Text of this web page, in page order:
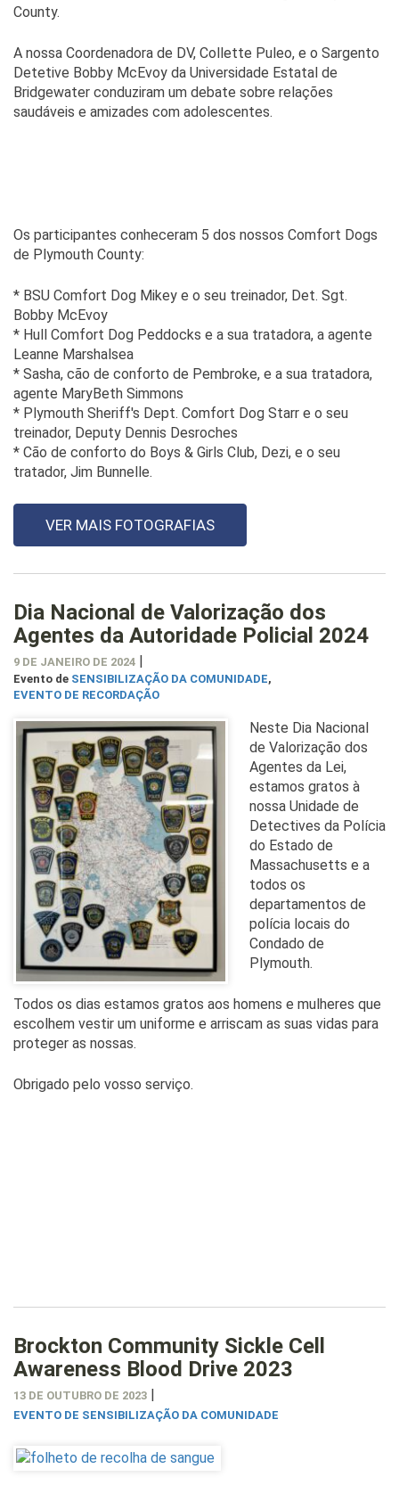
County.
A nossa Coordenadora de DV, Collette Puleo, e o Sargento
Detetive Bobby McEvoy da Universidade Estatal de
Bridgewater conduziram um debate sobre relações
saudáveis e amizades com adolescentes.
Os participantes conheceram 5 dos nossos Comfort Dogs
de Plymouth County:
* BSU Comfort Dog Mikey e o seu treinador, Det. Sgt.
Bobby McEvoy
* Hull Comfort Dog Peddocks e a sua tratadora, a agente
Leanne Marshalsea
* Sasha, cão de conforto de Pembroke, e a sua tratadora,
agente MaryBeth Simmons
* Plymouth Sheriff's Dept. Comfort Dog Starr e o seu
treinador, Deputy Dennis Desroches
* Cão de conforto do Boys & Girls Club, Dezi, e o seu
tratador, Jim Bunnelle.
VER MAIS FOTOGRAFIAS
Dia Nacional de Valorização dos
Agentes da Autoridade Policial 2024
9 DE JANEIRO DE 2024 |
Evento de SENSIBILIZAÇÃO DA COMUNIDADE,
EVENTO DE RECORDAÇÃO
Neste Dia Nacional
de Valorização dos
Agentes da Lei,
estamos gratos à
nossa Unidade de
Detectives da Polícia
do Estado de
Massachusetts e a
todos os
departamentos de
polícia locais do
Condado de
Plymouth.
Todos os dias estamos gratos aos homens e mulheres que
escolhem vestir um uniforme e arriscam as suas vidas para
proteger as nossas.
Obrigado pelo vosso serviço.
Brockton Community Sickle Cell
Awareness Blood Drive 2023
13 DE OUTUBRO DE 2023 |
EVENTO DE SENSIBILIZAÇÃO DA COMUNIDADE